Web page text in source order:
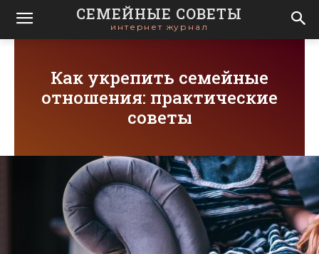
СЕМЕЙНЫЕ СОВЕТЫ
интернет журнал
Как укрепить семейные
отношения: практические
советы